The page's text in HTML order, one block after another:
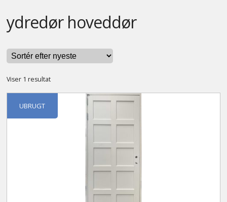
Nyheder
Kontakt
ydredør hoveddør
Viser 1 resultat
UBRUGT